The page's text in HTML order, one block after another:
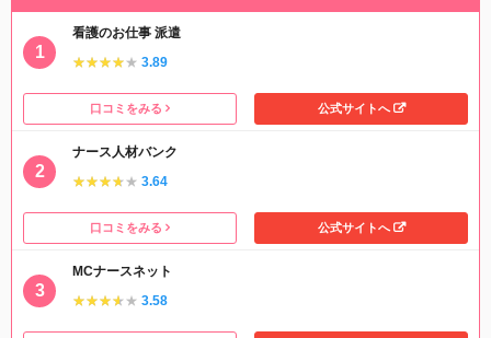
看護のお仕事 派遣
★★★★★
★★★★★ 3.89
口コミをみる 公式サイトへ
ナース人材バンク
★★★★★
★★★★★ 3.64
口コミをみる 公式サイトへ
MCナースネット
★★★★★
★★★★★ 3.58